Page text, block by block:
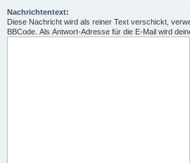
Nachrichtentext:
Diese Nachricht wird als reiner Text verschickt,
BBCode. Als Antwort-Adresse für die E-Mail wird